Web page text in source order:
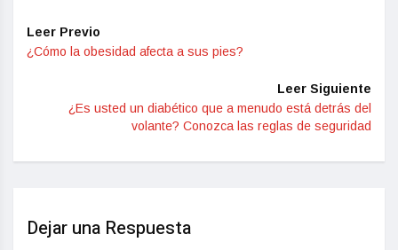
Leer Previo
¿Cómo la obesidad afecta a sus pies?
Leer Siguiente
¿Es usted un diabético que a menudo está detrás del
volante? Conozca las reglas de seguridad
Dejar una Respuesta